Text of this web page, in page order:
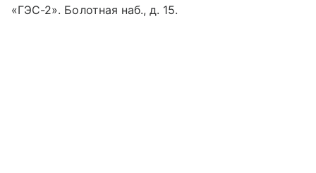
«ГЭС-2». Болотная наб., д. 15.